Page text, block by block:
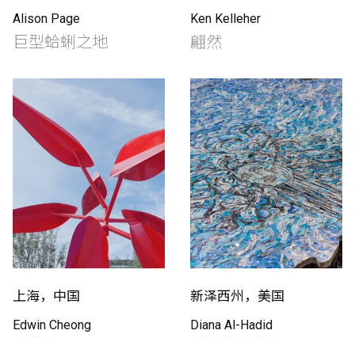
Alison Page
巨型蛤蜊之地
Ken Kelleher
翩然
上海，中国
Edwin Cheong
新泽西州，美国
Diana Al-Hadid